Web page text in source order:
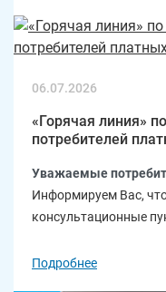
06.07.2026
«Горячая линия»
потребителей
Уважаемые
Информируем Вас,
консультационные
Подробнее